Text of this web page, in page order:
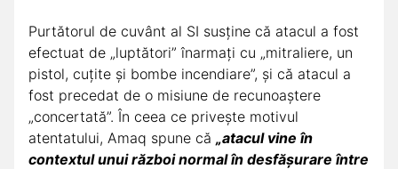
Purtătorul de cuvânt al SI susține că atacul a fost
efectuat de „luptători” înarmați cu „mitraliere, un
pistol, cuțite și bombe incendiare”, și că atacul a
fost precedat de o misiune de recunoaștere
„concertată”. În ceea ce privește motivul
atentatului, Amaq spune că „atacul vine în
contextul unui război normal în desfășurare între